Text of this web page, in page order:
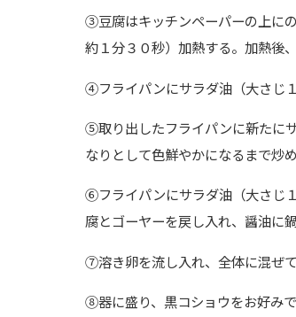
③豆腐はキッチンペーパーの上に
約１分３０秒）加熱する。加熱後
④フライパンにサラダ油（大さじ
⑤取り出したフライパンに新たに
なりとして色鮮やかになるまで炒
⑥フライパンにサラダ油（大さじ
腐とゴーヤーを戻し入れ、醤油に
⑦溶き卵を流し入れ、全体に混ぜ
⑧器に盛り、黒コショウをお好み